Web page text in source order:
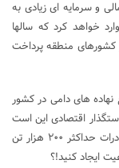
و سرمایه ای زیادی به
خواهد کرد که سالها
کشورهای منطقه پرداخت
از ۶٨ میلیون تن انواع نهاده های دامی در کشور
اقتصادی این است
که کدام منطق اقتصادی به شما اجازه داده که برای صادرات حداکثر ٢٠٠ هزار تن
ایجاد کنید!؟